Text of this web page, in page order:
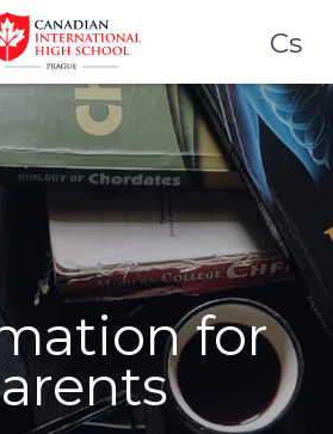
Cs
for